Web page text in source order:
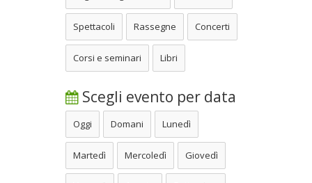
Spettacoli Rassegne Concerti
Corsi e seminari Libri
Scegli evento per data
Oggi Domani Lunedì
Martedì Mercoledì Giovedì